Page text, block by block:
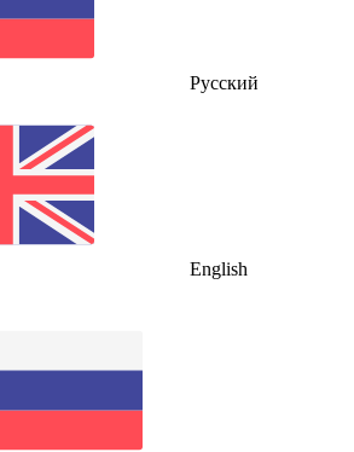
Русский
English